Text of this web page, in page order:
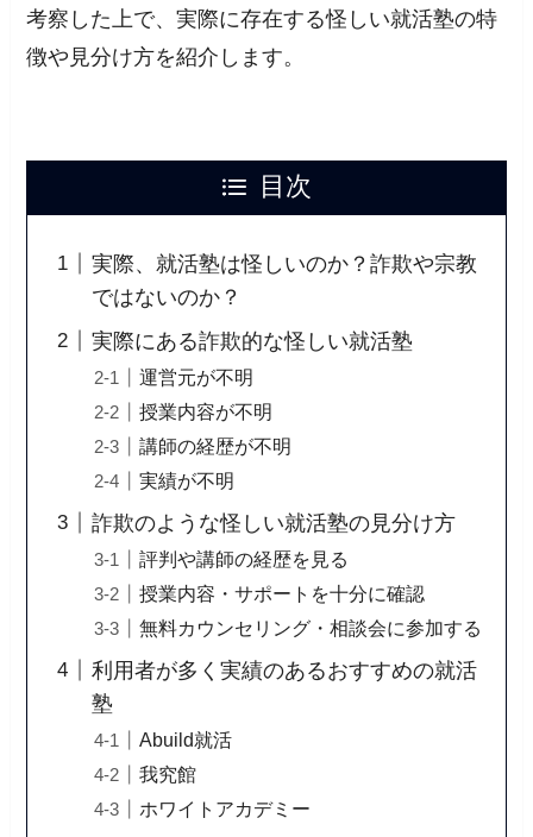
考察した上で、実際に存在する怪しい就活塾の特
徴や見分け方を紹介します。
目次
実際、就活塾は怪しいのか？詐欺や宗教
ではないのか？
実際にある詐欺的な怪しい就活塾
運営元が不明
授業内容が不明
講師の経歴が不明
実績が不明
詐欺のような怪しい就活塾の見分け方
評判や講師の経歴を見る
授業内容・サポートを十分に確認
無料カウンセリング・相談会に参加する
利用者が多く実績のあるおすすめの就活
塾
Abuild就活
我究館
ホワイトアカデミー